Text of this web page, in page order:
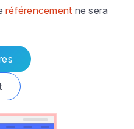
référencement ne sera